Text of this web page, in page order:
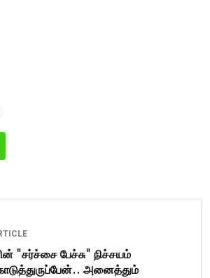
பேச்சு" நிச்சயம்
அனைத்தும்